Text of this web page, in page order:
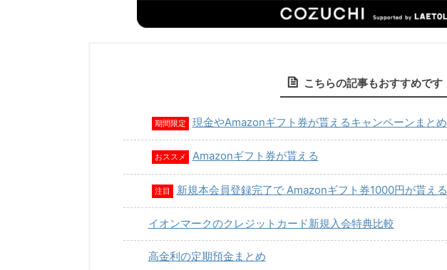
こちらの記事もおすすめです
期間限定 現金やAmazonギフト券が貰えるキャンペーンまとめ
おススメ Amazonギフト券が貰える
注目 新規本会員登録完了で Amazonギフト券1000円が貰える
イオンマークのクレジットカード新規入会特典比較
高金利の定期預金まとめ